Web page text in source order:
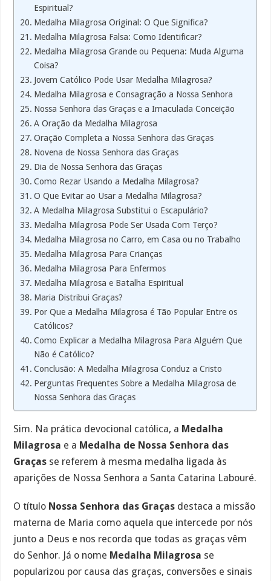
Espiritual?
Medalha Milagrosa Original: O Que Significa?
Medalha Milagrosa Falsa: Como Identificar?
Medalha Milagrosa Grande ou Pequena: Muda Alguma
Coisa?
Jovem Católico Pode Usar Medalha Milagrosa?
Medalha Milagrosa e Consagração a Nossa Senhora
Nossa Senhora das Graças e a Imaculada Conceição
A Oração da Medalha Milagrosa
Oração Completa a Nossa Senhora das Graças
Novena de Nossa Senhora das Graças
Dia de Nossa Senhora das Graças
Como Rezar Usando a Medalha Milagrosa?
O Que Evitar ao Usar a Medalha Milagrosa?
A Medalha Milagrosa Substitui o Escapulário?
Medalha Milagrosa Pode Ser Usada Com Terço?
Medalha Milagrosa no Carro, em Casa ou no Trabalho
Medalha Milagrosa Para Crianças
Medalha Milagrosa Para Enfermos
Medalha Milagrosa e Batalha Espiritual
Maria Distribui Graças?
Por Que a Medalha Milagrosa é Tão Popular Entre os
Católicos?
Como Explicar a Medalha Milagrosa Para Alguém Que
Não é Católico?
Conclusão: A Medalha Milagrosa Conduz a Cristo
Perguntas Frequentes Sobre a Medalha Milagrosa de
Nossa Senhora das Graças
Sim. Na prática devocional católica, a Medalha
Milagrosa e a Medalha de Nossa Senhora das
Graças se referem à mesma medalha ligada às
aparições de Nossa Senhora a Santa Catarina Labouré.
O título Nossa Senhora das Graças destaca a missão
materna de Maria como aquela que intercede por nós
junto a Deus e nos recorda que todas as graças vêm
do Senhor. Já o nome Medalha Milagrosa se
popularizou por causa das graças, conversões e sinais